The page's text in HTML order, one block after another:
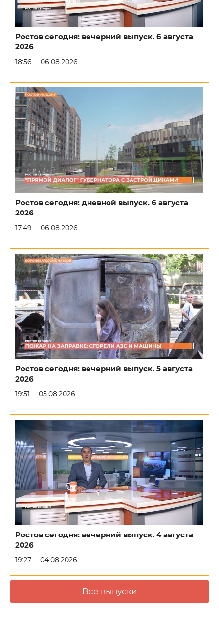
Ростов сегодня: вечерний выпуск. 6 августа
2026
18:56 06.08.2026
Ростов сегодня: дневной выпуск. 6 августа
2026
17:49 06.08.2026
Ростов сегодня: вечерний выпуск. 5 августа
2026
19:51 05.08.2026
Ростов сегодня: вечерний выпуск. 4 августа
2026
19:27 04.08.2026
Все выпуски